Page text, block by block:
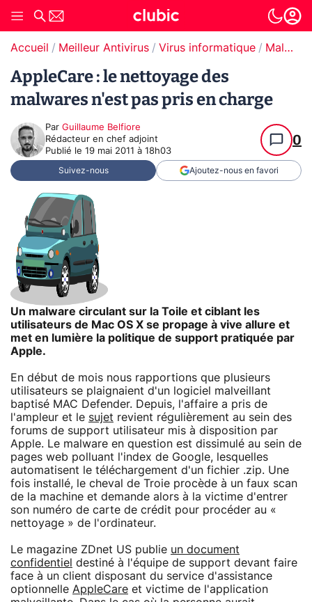
Accueil Meilleur Antivirus Virus informatique Malware / Ransomware
AppleCare : le nettoyage des
malwares n'est pas pris en charge
Par Guillaume Belfiore
Rédacteur en chef adjoint
Publié le 19 mai 2011 à 18h03
0
Suivez-nous Ajoutez-nous en favori
Un malware circulant sur la Toile et ciblant les
utilisateurs de Mac OS X se propage à vive allure et
met en lumière la politique de support pratiquée par
Apple.
En début de mois nous rapportions que plusieurs
utilisateurs se plaignaient d'un logiciel malveillant
baptisé MAC Defender. Depuis, l'affaire a pris de
l'ampleur et le sujet revient régulièrement au sein des
forums de support utilisateur mis à disposition par
Apple. Le malware en question est dissimulé au sein de
pages web polluant l'index de Google, lesquelles
automatisent le téléchargement d'un fichier .zip. Une
fois installé, le cheval de Troie procède à un faux scan
de la machine et demande alors à la victime d'entrer
son numéro de carte de crédit pour procéder au «
nettoyage » de l'ordinateur.
Le magazine ZDnet US publie un document
confidentiel destiné à l'équipe de support devant faire
face à un client disposant du service d'assistance
optionnelle AppleCare et victime de l'application